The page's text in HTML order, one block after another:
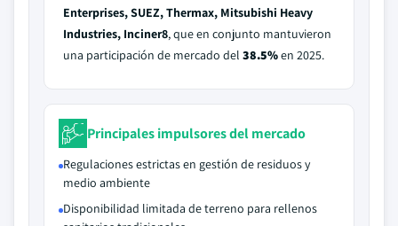
Enterprises, SUEZ, Thermax, Mitsubishi Heavy
Industries, Inciner8, que en conjunto mantuvieron
una participación de mercado del 38.5%en 2025.
Principales impulsores del mercado
Regulaciones estrictas en gestión de residuos y
medio ambiente
Disponibilidad limitada de terreno para rellenos